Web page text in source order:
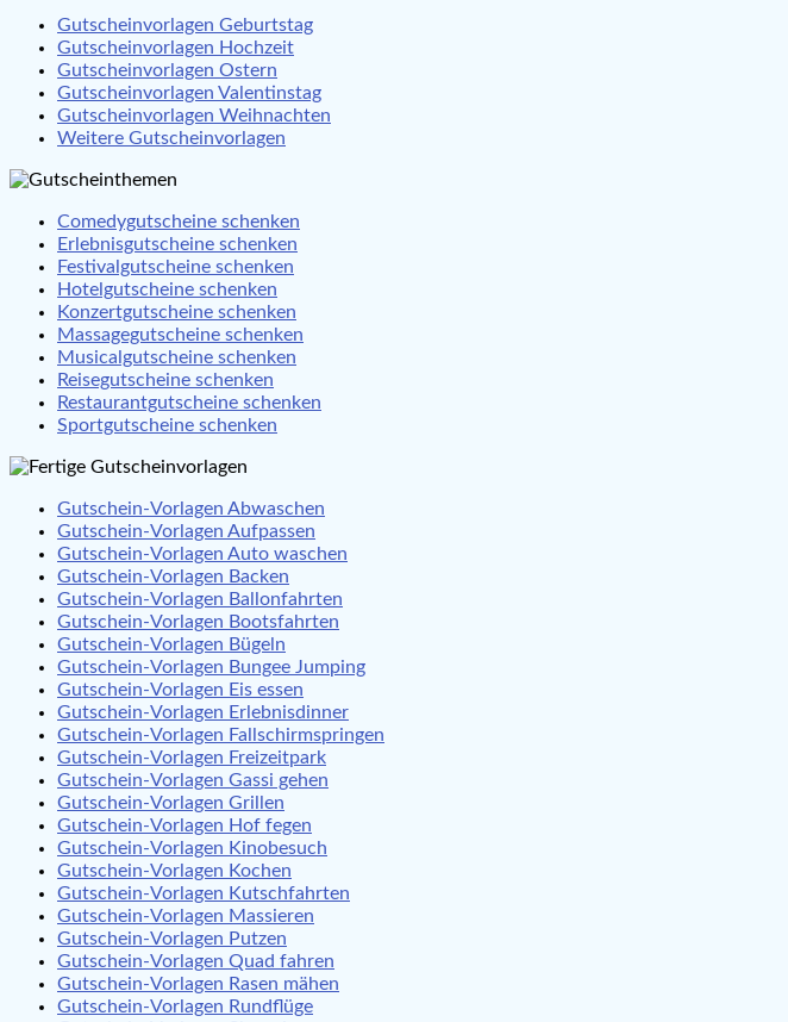
Gutscheinvorlagen Geburtstag
Gutscheinvorlagen Hochzeit
Gutscheinvorlagen Ostern
Gutscheinvorlagen Valentinstag
Gutscheinvorlagen Weihnachten
Weitere Gutscheinvorlagen
Comedygutscheine schenken
Erlebnisgutscheine schenken
Festivalgutscheine schenken
Hotelgutscheine schenken
Konzertgutscheine schenken
Massagegutscheine schenken
Musicalgutscheine schenken
Reisegutscheine schenken
Restaurantgutscheine schenken
Sportgutscheine schenken
Gutschein-Vorlagen Abwaschen
Gutschein-Vorlagen Aufpassen
Gutschein-Vorlagen Auto waschen
Gutschein-Vorlagen Backen
Gutschein-Vorlagen Ballonfahrten
Gutschein-Vorlagen Bootsfahrten
Gutschein-Vorlagen Bügeln
Gutschein-Vorlagen Bungee Jumping
Gutschein-Vorlagen Eis essen
Gutschein-Vorlagen Erlebnisdinner
Gutschein-Vorlagen Fallschirmspringen
Gutschein-Vorlagen Freizeitpark
Gutschein-Vorlagen Gassi gehen
Gutschein-Vorlagen Grillen
Gutschein-Vorlagen Hof fegen
Gutschein-Vorlagen Kinobesuch
Gutschein-Vorlagen Kochen
Gutschein-Vorlagen Kutschfahrten
Gutschein-Vorlagen Massieren
Gutschein-Vorlagen Putzen
Gutschein-Vorlagen Quad fahren
Gutschein-Vorlagen Rasen mähen
Gutschein-Vorlagen Rundflüge